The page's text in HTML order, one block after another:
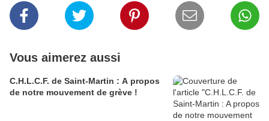
Vous aimerez aussi
C.H.L.C.F. de Saint-Martin : A propos
de notre mouvement de grève !